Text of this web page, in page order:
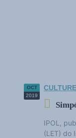
OCT
2019
IPOL,
(LET) do